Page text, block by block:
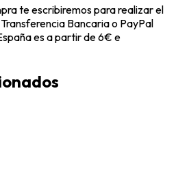
te escribiremos para realizar el
Bancaria o PayPal
es a partir de 6€ e